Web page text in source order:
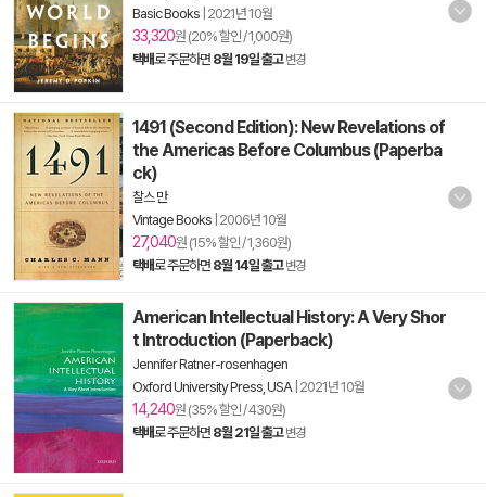
Basic Books 2021년 10월
33,320원 (20% 할인 / 1,000원)
택배로 주문하면 8월 19일 출고 변경
1491 (Second Edition): New Revelations of
the Americas Before Columbus (Paperba
ck)
찰스 만
Vintage Books 2006년 10월
27,040원 (15% 할인 / 1,360원)
택배로 주문하면 8월 14일 출고 변경
American Intellectual History: A Very Shor
t Introduction (Paperback)
Jennifer Ratner-rosenhagen
Oxford University Press, USA| 2021년 10월
14,240원 (35% 할인 / 430원)
택배로 주문하면 8월 21일 출고 변경